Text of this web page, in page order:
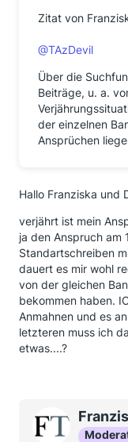
Zitat von
@TAzDevil
Über die
Beiträge, u. a.
der einzelnen
Ansprüchen
Hallo Franziska und
verjährt ist mein
ja den Anspruch am
Standartschreiben
dauert es mir wohl
von der gleichen
bekommen haben.
Anmahnen und es
letzteren muss ich
etwas....?